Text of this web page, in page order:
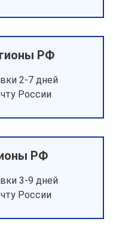
РФ
2-7 дней
России
РФ
3-9 дней
России